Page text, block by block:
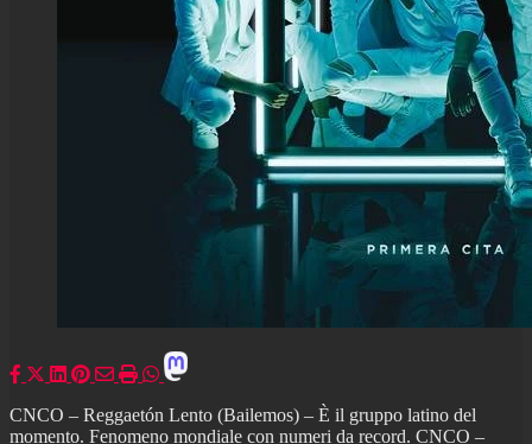
CNCO – Reggaetón Lento (Bailemos) – È il gruppo latino del
momento. Fenomeno mondiale con numeri da record. CNCO –